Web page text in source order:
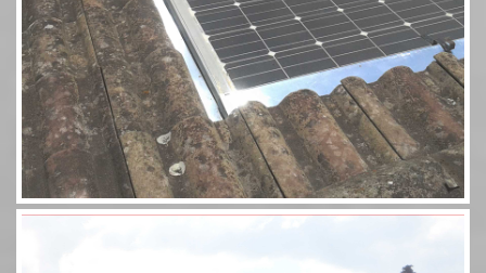
Aérosolaire 8 panneaux